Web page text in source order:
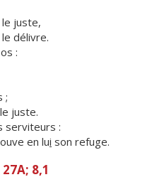
juste,
délivre.
:
;
le juste.
serviteurs :
en lui son refuge.
27A; 8,1